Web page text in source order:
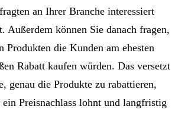
an Ihrer Branche interessiert
Außerdem können Sie danach fragen,
Produkten die Kunden am ehesten
Rabatt kaufen würden. Das versetzt
genau die Produkte zu rabattieren,
ein Preisnachlass lohnt und langfristig